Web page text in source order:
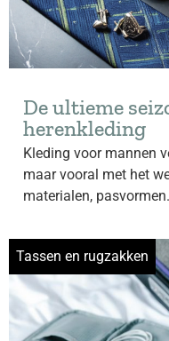
De ultieme
herenkleding
Kleding voor mannen
maar vooral met het
materialen,
Tassen en rugzakken